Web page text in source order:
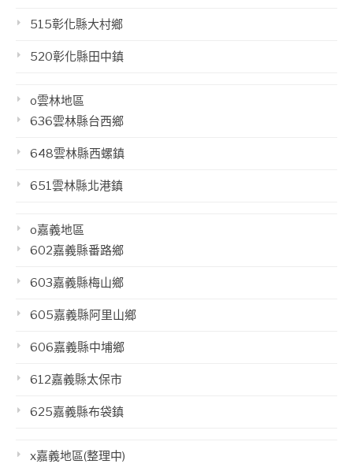
515彰化縣大村鄉
520彰化縣田中鎮
o雲林地區
636雲林縣台西鄉
648雲林縣西螺鎮
651雲林縣北港鎮
o嘉義地區
602嘉義縣番路鄉
603嘉義縣梅山鄉
605嘉義縣阿里山鄉
606嘉義縣中埔鄉
612嘉義縣太保市
625嘉義縣布袋鎮
x嘉義地區(整理中)